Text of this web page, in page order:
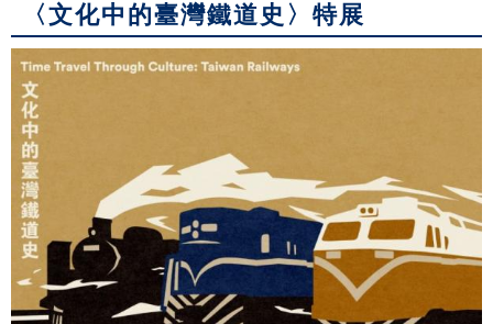
〈文化中的臺灣鐵道史〉特展